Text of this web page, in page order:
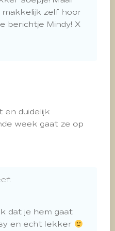
makkelijk zelf hoor
berichtje Mindy! X
duidelijk
week gaat ze op
dat je hem gaat
en echt lekker